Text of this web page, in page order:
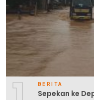
BERITA
Sepekan ke